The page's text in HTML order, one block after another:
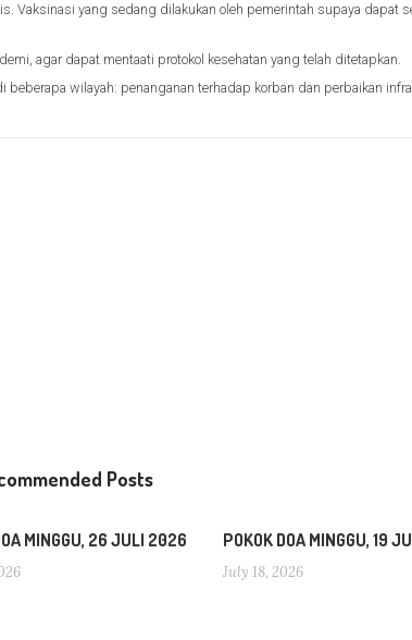
Vaksinasi yang sedang dilakukan oleh pemerintah supaya dapat
agar dapat mentaati protokol kesehatan yang telah ditetapkan.
wilayah: penanganan terhadap korban dan perbaikan
Posts
MINGGU, 26 JULI 2026 POKOK DOA MINGGU, 19
July 18, 2026